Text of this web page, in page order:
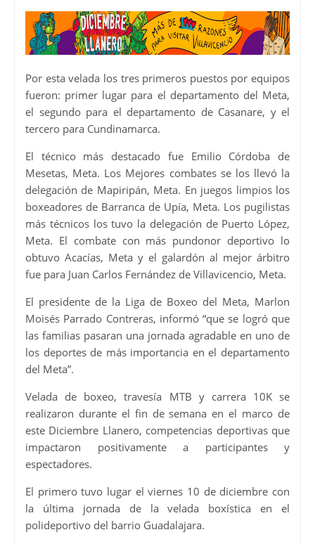
Por esta velada los tres primeros puestos por equipos
fueron: primer lugar para el departamento del Meta,
el segundo para el departamento de Casanare, y el
tercero para Cundinamarca.
El técnico más destacado fue Emilio Córdoba de
Mesetas, Meta. Los Mejores combates se los llevó la
delegación de Mapiripán, Meta. En juegos limpios los
boxeadores de Barranca de Upía, Meta. Los pugilistas
más técnicos los tuvo la delegación de Puerto López,
Meta. El combate con más pundonor deportivo lo
obtuvo Acacías, Meta y el galardón al mejor árbitro
fue para Juan Carlos Fernández de Villavicencio, Meta.
El presidente de la Liga de Boxeo del Meta, Marlon
Moisés Parrado Contreras, informó “que se logró que
las familias pasaran una jornada agradable en uno de
los deportes de más importancia en el departamento
del Meta”.
Velada de boxeo, travesía MTB y carrera 10K se
realizaron durante el fin de semana en el marco de
este Diciembre Llanero, competencias deportivas que
impactaron positivamente a participantes y
espectadores.
El primero tuvo lugar el viernes 10 de diciembre con
la última jornada de la velada boxística en el
polideportivo del barrio Guadalajara.